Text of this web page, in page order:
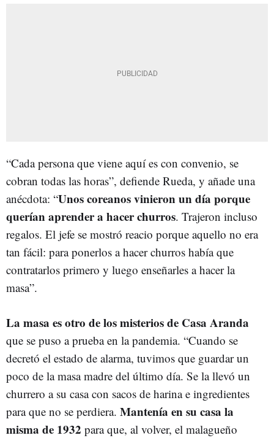
“Cada persona que viene aquí es con convenio, se
cobran todas las horas”, defiende Rueda, y añade una
anécdota: “Unos coreanos vinieron un día porque
querían aprender a hacer churros. Trajeron incluso
regalos. El jefe se mostró reacio porque aquello no era
tan fácil: para ponerlos a hacer churros había que
contratarlos primero y luego enseñarles a hacer la
masa”.
La masa es otro de los misterios de Casa Aranda
que se puso a prueba en la pandemia. “Cuando se
decretó el estado de alarma, tuvimos que guardar un
poco de la masa madre del último día. Se la llevó un
churrero a su casa con sacos de harina e ingredientes
para que no se perdiera. Mantenía en su casa la
misma de 1932 para que, al volver, el malagueño